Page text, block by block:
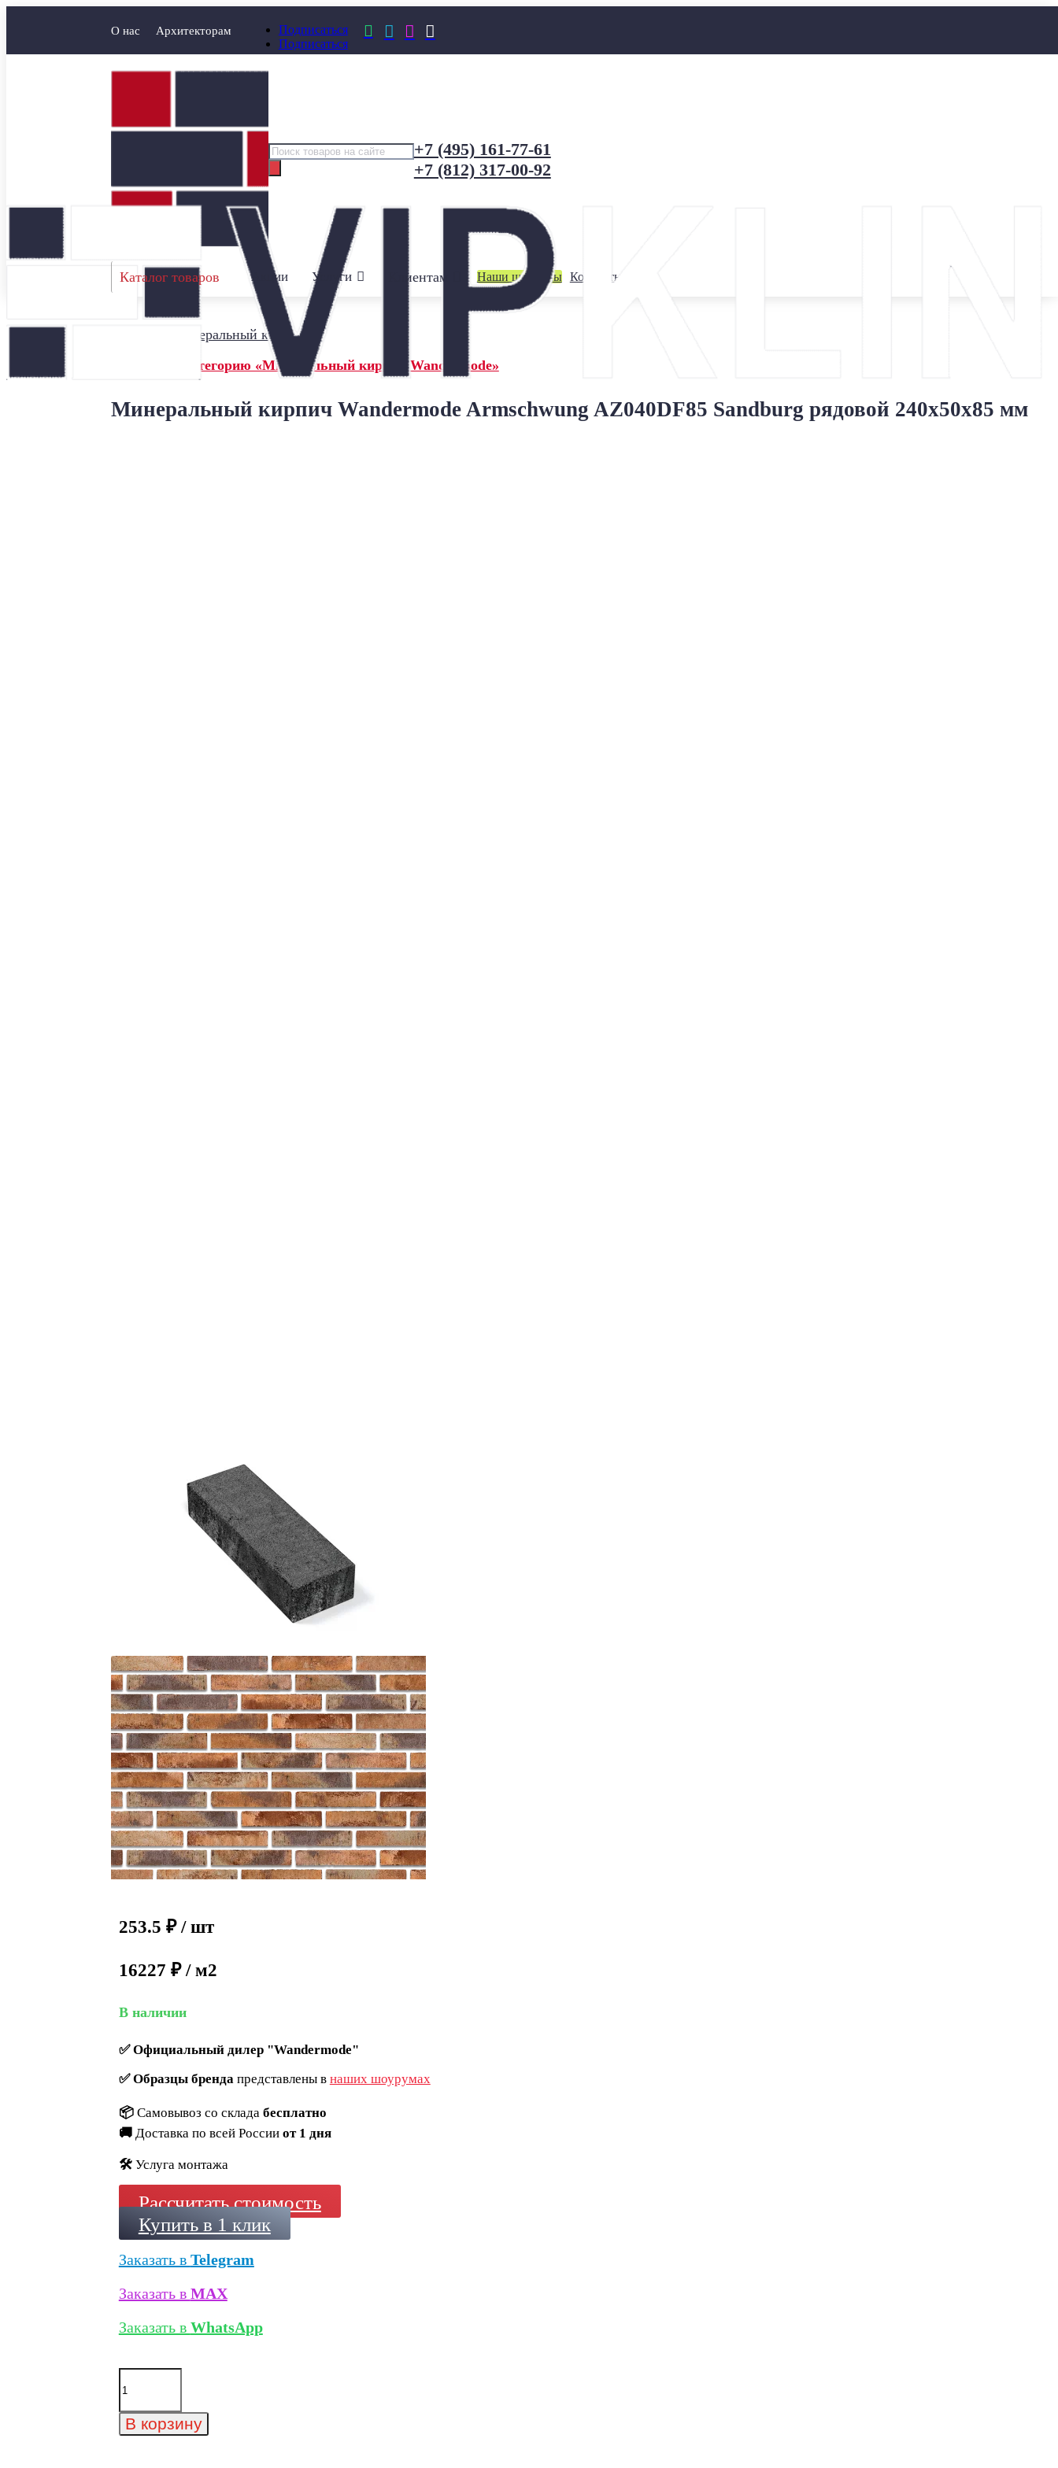
О нас Архитекторам
Подписаться
Подписаться
   
Поиск
товаров
+7 (495) 161-77-61
+7 (812) 317-00-92
Каталог товаров Акции Услуги Клиентам Наши шоурумы Контакты
Минеральный кирпич
← Назад в категорию «Минеральный кирпич Wandermode»
Минеральный кирпич Wandermode Armschwung AZ040DF85 Sandburg рядовой 240x50x85 мм
253.5 ₽ / шт
16227 ₽ / м2
В наличии
✅Официальный дилер "Wandermode"
✅Образцы брендапредставлены в наших шоурумах
📦 Самовывоз со склада бесплатно
🚚 Доставка по всей России от 1 дня
🛠️ Услуга монтажа
Рассчитать стоимость
Купить в 1 клик
Заказать в Telegram
Заказать в MAX
Заказать в WhatsApp
Количество
товара
кирпич
Wandermode
В корзину